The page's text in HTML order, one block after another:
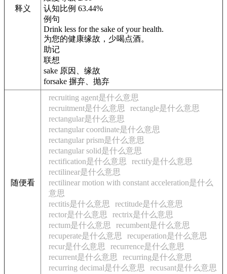
释义
认知比例 63.44%
例句
Drink less for the sake of your health.
为您的健康缘故，少喝点酒。
助记
联想
sake 原因、缘故
forsake 摒弃、抛弃
随便看
recruiting agent是什么意思
recruitment是什么意思
rectangle是什么意思
rectangular是什么意思
rectangular coordinate是什么意思
rectangular prism是什么意思
rectangular solid是什么意思
rectification是什么意思
rectify是什么意思
rectilinear是什么意思
rectilinear motion with constant acceleration是什么
意思
rectitis是什么意思
rectitude是什么意思
rector是什么意思
rectrix是什么意思
rectum是什么意思
recumbent是什么意思
recuperate是什么意思
recuperation是什么意思
recur是什么意思
recurrence是什么意思
recurrent是什么意思
recurring是什么意思
recurring decimal是什么意思
recusant是什么意思